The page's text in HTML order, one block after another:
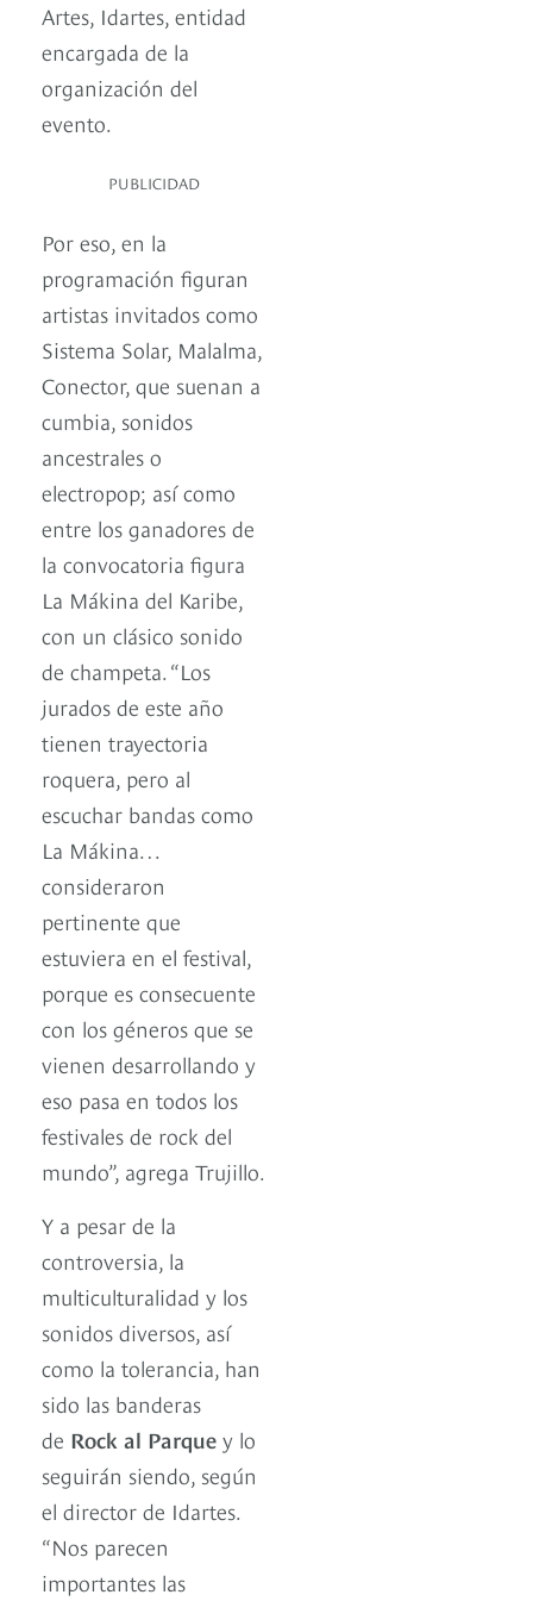
Artes, Idartes, entidad
encargada de la
organización del
evento.
PUBLICIDAD
Por eso, en la
programación figuran
artistas invitados como
Sistema Solar, Malalma,
Conector, que suenan a
cumbia, sonidos
ancestrales o
electropop; así como
entre los ganadores de
la convocatoria figura
La Mákina del Karibe,
con un clásico sonido
de champeta. “Los
jurados de este año
tienen trayectoria
roquera, pero al
escuchar bandas como
La Mákina…
consideraron
pertinente que
estuviera en el festival,
porque es consecuente
con los géneros que se
vienen desarrollando y
eso pasa en todos los
festivales de rock del
mundo”, agrega Trujillo.
Y a pesar de la
controversia, la
multiculturalidad y los
sonidos diversos, así
como la tolerancia, han
sido las banderas
de Rock al Parque y lo
seguirán siendo, según
el director de Idartes.
“Nos parecen
importantes las